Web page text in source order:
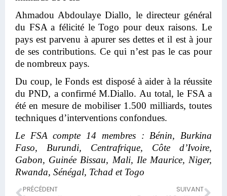
Ahmadou Abdoulaye Diallo, le directeur général
du FSA a félicité le Togo pour deux raisons. Le
pays est parvenu à apurer ses dettes et il est à jour
de ses contributions. Ce qui n’est pas le cas pour
de nombreux pays.
Du coup, le Fonds est disposé à aider à la réussite
du PND, a confirmé M.Diallo. Au total, le FSA a
été en mesure de mobiliser 1.500 milliards, toutes
techniques d’interventions confondues.
Le FSA compte 14 membres : Bénin, Burkina
Faso, Burundi, Centrafrique, Côte d’Ivoire,
Gabon, Guinée Bissau, Mali, Ile Maurice, Niger,
Rwanda, Sénégal, Tchad et Togo
PRÉCÉDENT SUIVANT